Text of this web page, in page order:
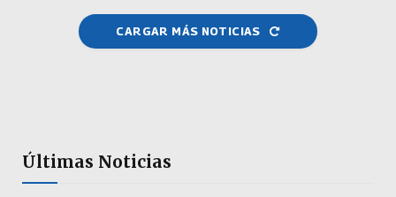
CARGAR MÁS NOTICIAS
Últimas Noticias